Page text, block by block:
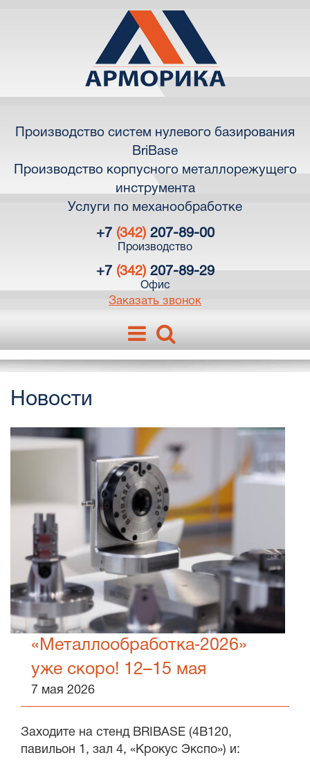
Производство систем нулевого базирования
BriBase
Производство корпусного металлорежущего
инструмента
Услуги по механообработке
+7 (342)207-89-00
Производство
+7 (342)207-89-29
Офис
Заказать звонок
Новости
«Металлообработка‑2026»
уже скоро! 12–15 мая
7 мая 2026
Заходите на стенд BRIBASE (4B120,
павильон 1, зал 4, «Крокус Экспо») и: